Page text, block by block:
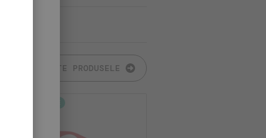
TOATE PRODUSELE